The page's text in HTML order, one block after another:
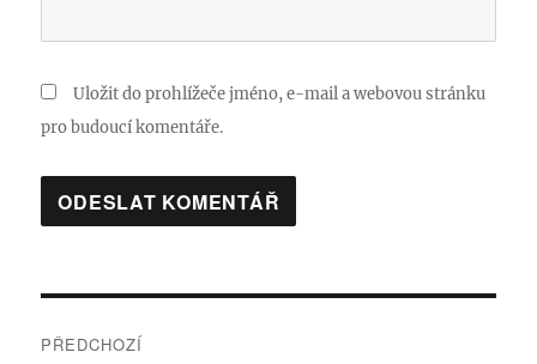
Uložit do prohlížeče jméno, e-mail a webovou stránku
pro budoucí komentáře.
PŘEDCHOZÍ